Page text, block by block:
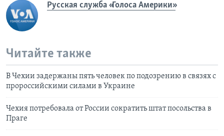
Русская служба «Голоса Америки»
Читайте также
В Чехии задержаны пять человек по подозрению в связях с
пророссийскими силами в Украине
Чехия потребовала от России сократить штат посольства в
Праге